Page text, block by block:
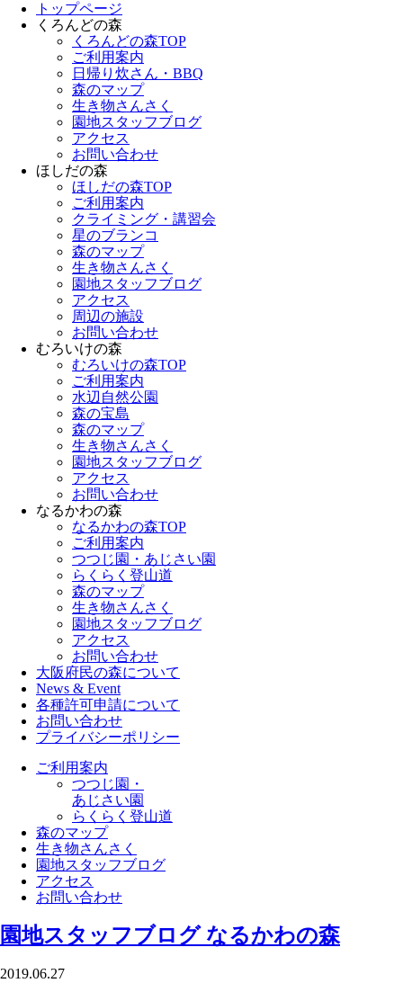
トップページ
くろんどの森
くろんどの森TOP
ご利用案内
日帰り炊さん・BBQ
森のマップ
生き物さんさく
園地スタッフブログ
アクセス
お問い合わせ
ほしだの森
ほしだの森TOP
ご利用案内
クライミング・講習会
星のブランコ
森のマップ
生き物さんさく
園地スタッフブログ
アクセス
周辺の施設
お問い合わせ
むろいけの森
むろいけの森TOP
ご利用案内
水辺自然公園
森の宝島
森のマップ
生き物さんさく
園地スタッフブログ
アクセス
お問い合わせ
なるかわの森
なるかわの森TOP
ご利用案内
つつじ園・あじさい園
らくらく登山道
森のマップ
生き物さんさく
園地スタッフブログ
アクセス
お問い合わせ
大阪府民の森について
News & Event
各種許可申請について
お問い合わせ
プライバシーポリシー
ご利用案内
つつじ園・
あじさい園
らくらく登山道
森のマップ
生き物さんさく
園地スタッフブログ
アクセス
お問い合わせ
園地スタッフブログ なるかわの森
2019.06.27